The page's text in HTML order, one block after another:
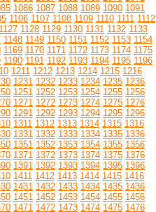
1086 1087 1088 1089 1090 1091
1106 1107 1108 1109 1110 1111 1112
1127 1128 1129 1130 1131 1132 1133
1148 1149 1150 1151 1152 1153 1154
1169 1170 1171 1172 1173 1174 1175
1190 1191 1192 1193 1194 1195 1196
1211 1212 1213 1214 1215 1216
1231 1232 1233 1234 1235 1236
1251 1252 1253 1254 1255 1256
1271 1272 1273 1274 1275 1276
1291 1292 1293 1294 1295 1296
1311 1312 1313 1314 1315 1316
1331 1332 1333 1334 1335 1336
1351 1352 1353 1354 1355 1356
1371 1372 1373 1374 1375 1376
1391 1392 1393 1394 1395 1396
1411 1412 1413 1414 1415 1416
1431 1432 1433 1434 1435 1436
1451 1452 1453 1454 1455 1456
1471 1472 1473 1474 1475 1476